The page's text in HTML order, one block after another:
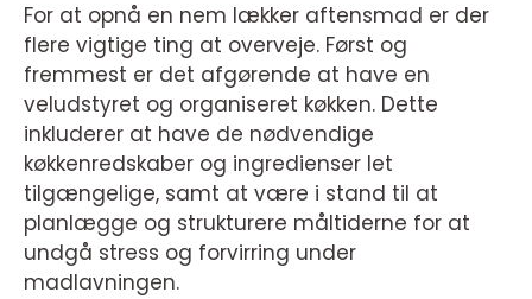
For at opnå en nem lækker aftensmad er der
flere vigtige ting at overveje. Først og
fremmest er det afgørende at have en
veludstyret og organiseret køkken. Dette
inkluderer at have de nødvendige
køkkenredskaber og ingredienser let
tilgængelige, samt at være i stand til at
planlægge og strukturere måltiderne for at
undgå stress og forvirring under
madlavningen.